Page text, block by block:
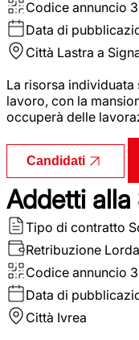
Codice annuncio
Data di
Città Lastra a
La risorsa
lavoro, con la
occuperà delle
Candidati
Addetti alla
Tipo di contratto
Retribuzione Lorda
Codice annuncio
Data di
Città Ivrea